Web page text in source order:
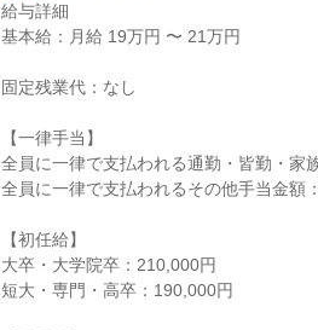
給与詳細
基本給：月給 19万円 〜 21万円
固定残業代：なし
【一律手当】
全員に一律で支払われる通勤・皆勤・家
全員に一律で支払われるその他手当金額
【初任給】
大卒・大学院卒：210,000円
短大・専門・高卒：190,000円